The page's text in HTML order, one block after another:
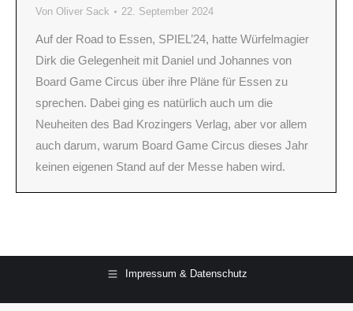
Von Oliver Sack 22. September 2024
Auf der Road to Essen, SPIEL’24, hatte Würfelmagier
Dirk die Gelegenheit mit Daniel und Johannes von
Board Game Circus über ihre Pläne für Essen zu
sprechen. Dabei ging es natürlich auch um die
Neuheiten des Bad Krozingers Verlag, aber vor allem
auch darum, warum Board Game Circus dieses Jahr
keinen eigenen Stand auf der Messe haben wird.
Impressum & Datenschutz